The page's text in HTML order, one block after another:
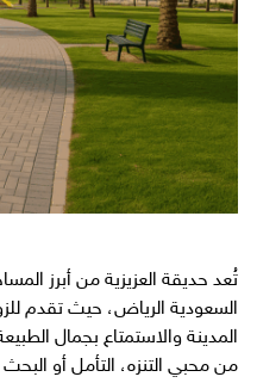
تُعد حديقة العزيزية من أبرز
السعودية الرياض، حيث تقدم
المدينة والاستمتاع بجمال
من محبي التنزه، التأمل أو